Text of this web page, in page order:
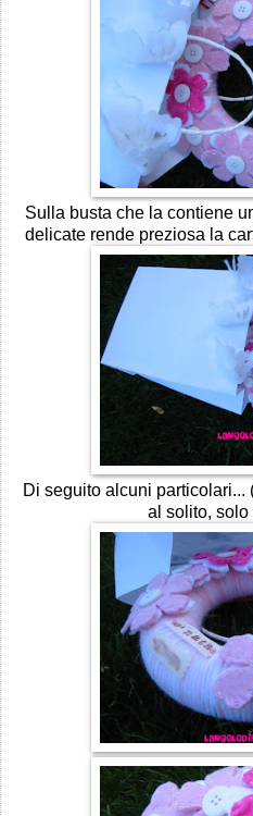
Sulla busta che la contiene
delicate rende preziosa la
Di seguito alcuni particolari...
al solito, solo